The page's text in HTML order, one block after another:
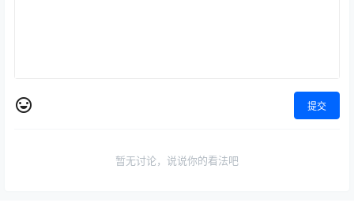
提交
暂无讨论，说说你的看法吧